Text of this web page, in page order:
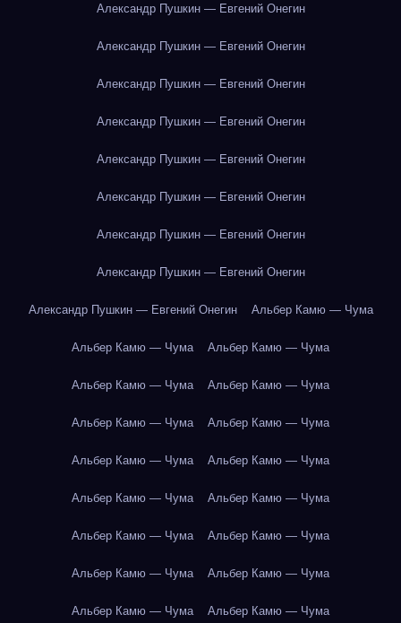
Александр Пушкин — Евгений Онегин
Александр Пушкин — Евгений Онегин
Александр Пушкин — Евгений Онегин
Александр Пушкин — Евгений Онегин
Александр Пушкин — Евгений Онегин
Александр Пушкин — Евгений Онегин
Александр Пушкин — Евгений Онегин
Александр Пушкин — Евгений Онегин
Александр Пушкин — Евгений Онегин Альбер Камю — Чума
Альбер Камю — Чума Альбер Камю — Чума
Альбер Камю — Чума Альбер Камю — Чума
Альбер Камю — Чума Альбер Камю — Чума
Альбер Камю — Чума Альбер Камю — Чума
Альбер Камю — Чума Альбер Камю — Чума
Альбер Камю — Чума Альбер Камю — Чума
Альбер Камю — Чума Альбер Камю — Чума
Альбер Камю — Чума Альбер Камю — Чума